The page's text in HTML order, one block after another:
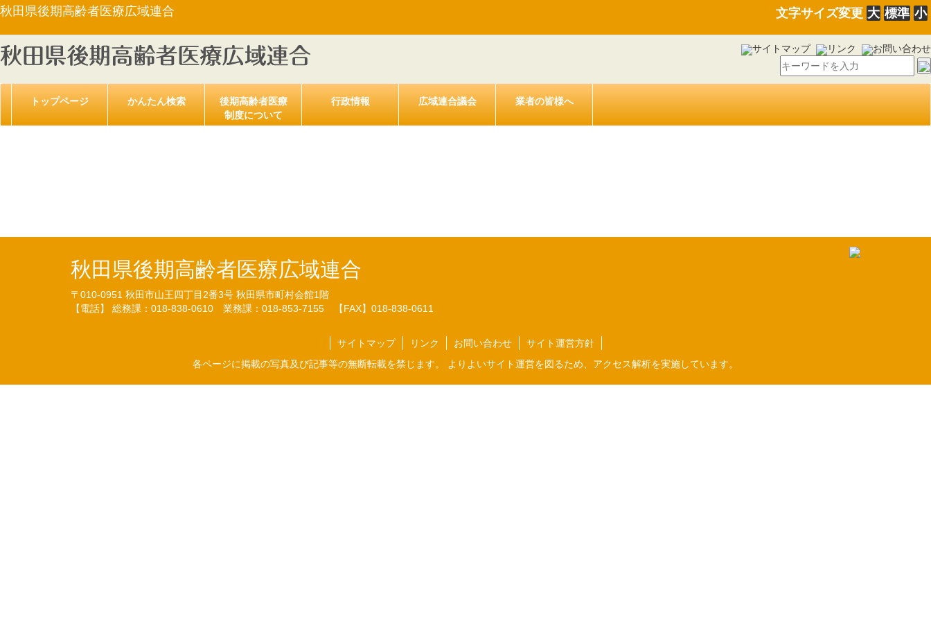
秋田県後期高齢者医療広域連合 文字サイズ変更 大 標準 小
サイトマップ リンク お問い合わせ
トップページ かんたん検索
後期高齢者医療
制度について
行政情報 広域連合議会 業者の皆様へ
秋田県後期高齢者医療広域連合
〒010-0951 秋田市山王四丁目2番3号 秋田県市町村会館1階
【電話】 総務課：018-838-0610 業務課：018-853-7155 【FAX】018-838-0611
サイトマップ リンク お問い合わせ
サイト運営方針
各ページに掲載の写真及び記事等の無断転載を禁じます。 よりよいサイト運営を図るため、アクセス解析を実施しています。